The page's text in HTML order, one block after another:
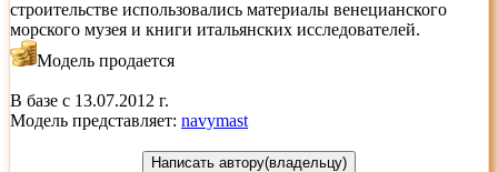
строительстве использовались материалы венецианского
морского музея и книги итальянских исследователей.
Модель продается
В базе с 13.07.2012 г.
Модель представляет: navymast